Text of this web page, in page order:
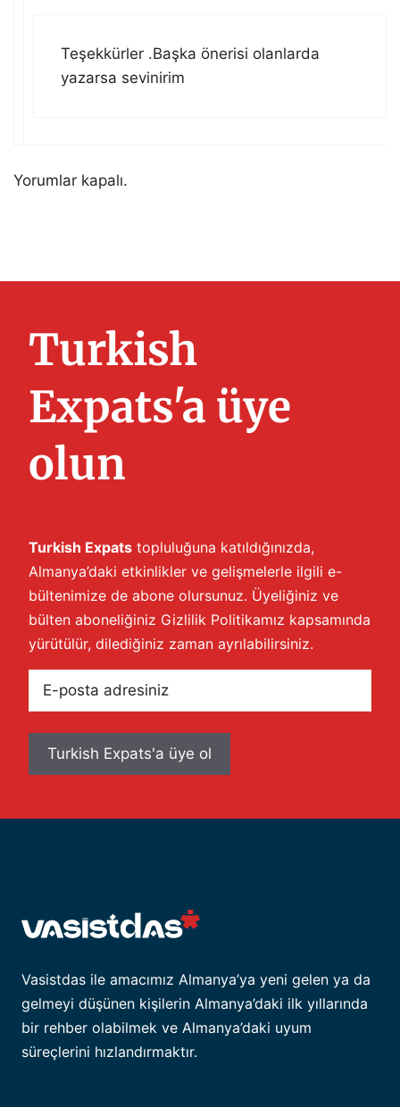
Teşekkürler .Başka önerisi olanlarda
yazarsa sevinirim
Yorumlar kapalı.
Turkish
Expats'a üye
olun
Turkish Expats topluluğuna katıldığınızda,
Almanya’daki etkinlikler ve gelişmelerle ilgili e-
bültenimize de abone olursunuz. Üyeliğiniz ve
bülten aboneliğiniz Gizlilik Politikamız kapsamında
yürütülür, dilediğiniz zaman ayrılabilirsiniz.
posta
adresiniz
Vasistdas ile amacımız Almanya’ya yeni gelen ya da
gelmeyi düşünen kişilerin Almanya’daki ilk yıllarında
bir rehber olabilmek ve Almanya’daki uyum
süreçlerini hızlandırmaktır.